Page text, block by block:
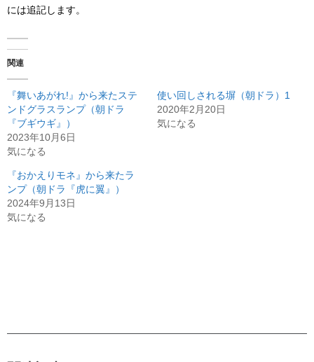
には追記します。
関連
『舞いあがれ!』から来たステ
ンドグラスランプ（朝ドラ
『ブギウギ』）
2023年10月6日
気になる
使い回しされる塀（朝ドラ）1
2020年2月20日
気になる
『おかえりモネ』から来たラ
ンプ（朝ドラ『虎に翼』）
2024年9月13日
気になる